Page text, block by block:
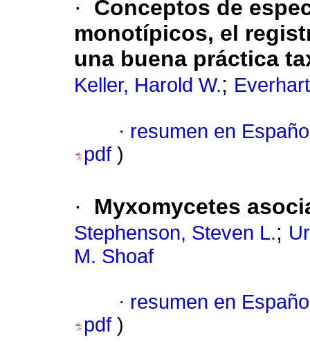
·
Conceptos de
monotípicos, el
una buena práctica
Keller, Harold W.;
· resumen en
pdf )
· Myxomycetes
Stephenson, Steven L.;
M. Shoaf
· resumen en
pdf )